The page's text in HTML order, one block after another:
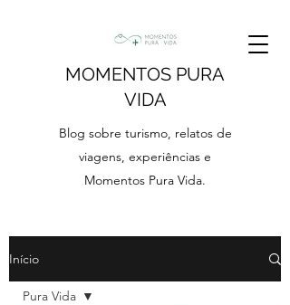
MOMENTOS PURA
VIDA
Blog sobre turismo, relatos de
viagens, experiências e
Momentos Pura Vida.
Início
Pura Vida